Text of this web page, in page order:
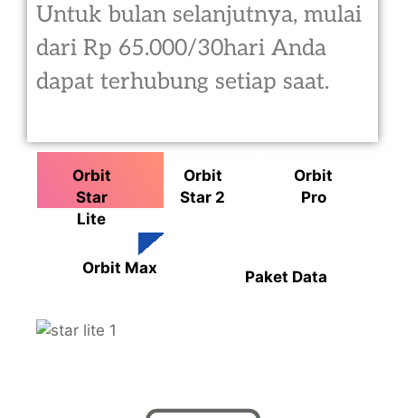
Untuk bulan selanjutnya, mulai
dari Rp 65.000/30hari Anda
dapat terhubung setiap saat.
Orbit
Star
Lite
Orbit
Star 2
Orbit
Pro
Orbit Max Paket Data